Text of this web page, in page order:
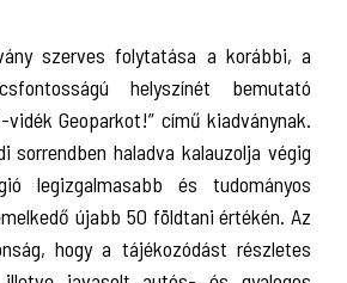
szerves folytatása a korábbi, a
helyszínét bemutató
vidék Geoparkot!” című kiadványnak.
sorrendben haladva kalauzolja végig
legizgalmasabb és tudományos
újabb 50 földtani értékén. Az
hogy a tájékozódást részletes